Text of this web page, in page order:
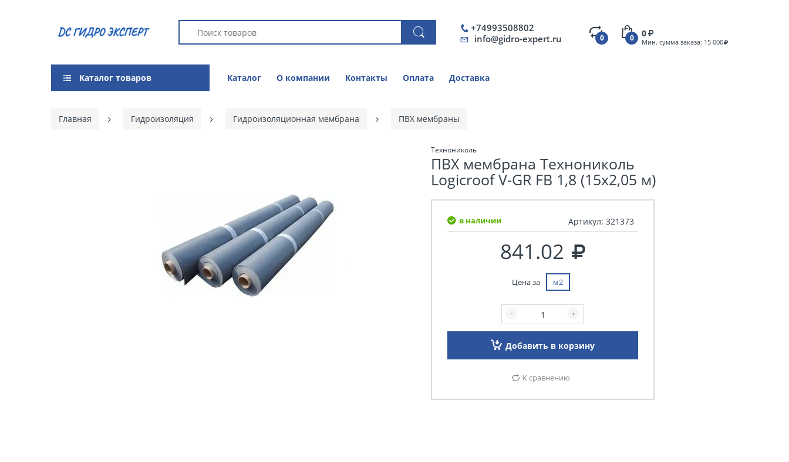
+74993508802
info@gidro-expert.ru
0 0 0
Мин. сумма заказа: 15 000
Каталог товаров Каталог О компании Контакты Оплата Доставка
Главная Гидроизоляция Гидроизоляционная мембрана ПВХ мембраны
Технониколь
ПВХ мембрана Технониколь
Logicroof V-GR FB 1,8 (15х2,05 м)
в наличии Артикул: 321373
841.02
Цена за м2
Добавить в корзину
К сравнению